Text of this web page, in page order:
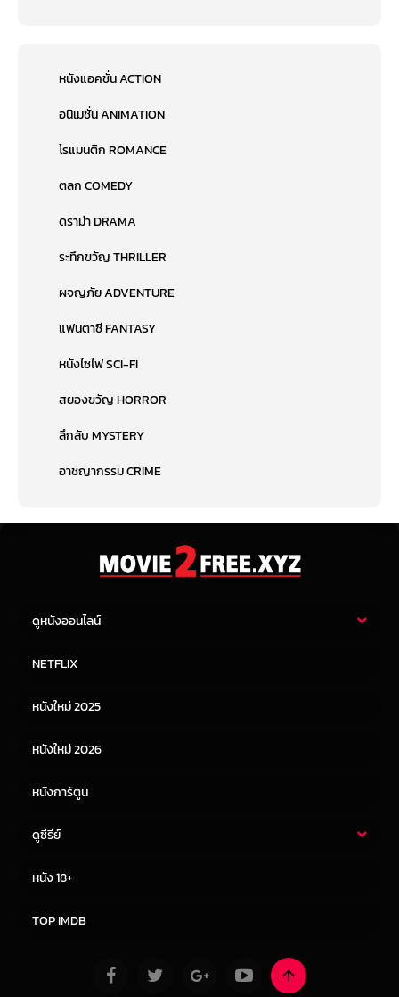
หนังแอคชั่น ACTION
อนิเมชั่น ANIMATION
โรแมนติก ROMANCE
ตลก COMEDY
ดราม่า DRAMA
ระทึกขวัญ THRILLER
ผจญภัย ADVENTURE
แฟนตาซี FANTASY
หนังไซไฟ SCI-FI
สยองขวัญ HORROR
ลึกลับ MYSTERY
อาชญากรรม CRIME
ดูหนังออนไลน์
หนังจีน
NETFLIX
หนังใหม่ 2025
หนังใหม่ 2026
หนังการ์ตูน
ดูซีรีย์
หนัง 18+
TOP IMDB